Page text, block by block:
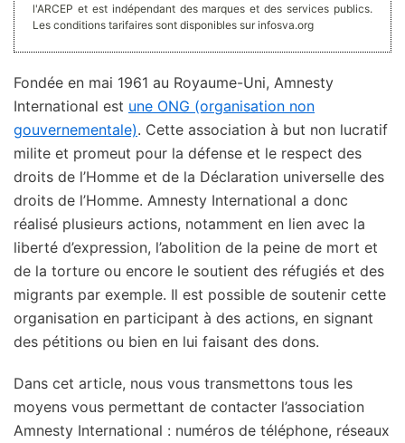
l'ARCEP et est indépendant des marques et des services publics.
Les conditions tarifaires sont disponibles sur infosva.org
Fondée en mai 1961 au Royaume-Uni, Amnesty
International est une ONG (organisation non
gouvernementale). Cette association à but non lucratif
milite et promeut pour la défense et le respect des
droits de l’Homme et de la Déclaration universelle des
droits de l’Homme. Amnesty International a donc
réalisé plusieurs actions, notamment en lien avec la
liberté d’expression, l’abolition de la peine de mort et
de la torture ou encore le soutient des réfugiés et des
migrants par exemple. Il est possible de soutenir cette
organisation en participant à des actions, en signant
des pétitions ou bien en lui faisant des dons.
Dans cet article, nous vous transmettons tous les
moyens vous permettant de contacter l’association
Amnesty International : numéros de téléphone, réseaux